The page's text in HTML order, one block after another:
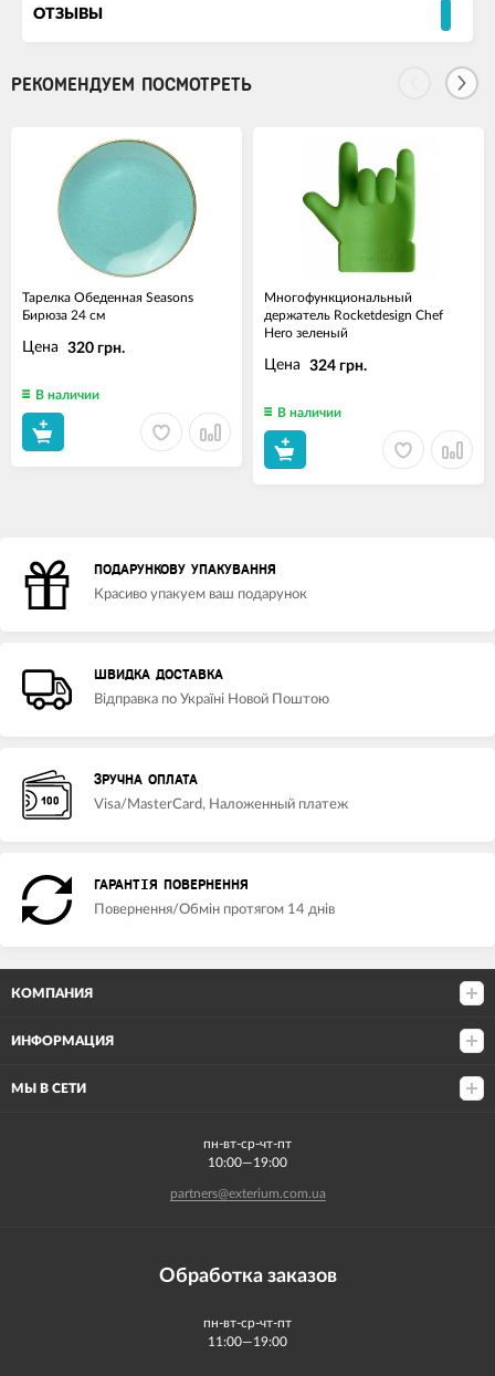
ОТЗЫВЫ
РЕКОМЕНДУЕМ ПОСМОТРЕТЬ
Тарелка Обеденная Seasons
Бирюза 24 см
Цена 320 грн.
В наличии
Многофункциональный
держатель Rocketdesign Chef
Hero зеленый
Цена 324 грн.
В наличии
ПОДАРУНКОВУ УПАКУВАННЯ
Красиво упакуем ваш подарунок
ШВИДКА ДОСТАВКА
Відправка по Україні Новой Поштою
ЗРУЧНА ОПЛАТА
Visa/MasterCard, Наложенный платеж
ГАРАНТІЯ ПОВЕРНЕННЯ
Повернення/Обмін протягом 14 днів
КОМПАНИЯ
ИНФОРМАЦИЯ
МЫ В СЕТИ
пн-вт-ср-чт-пт
10:00—19:00
partners@exterium.com.ua
Обработка заказов
пн-вт-ср-чт-пт
11:00—19:00